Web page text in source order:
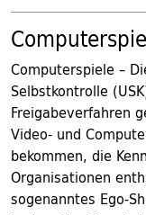
Computerspiele –
Selbstkontrolle
Freigabeverfahren
Video- und
bekommen, die
Organisationen
sogenanntes Ego-